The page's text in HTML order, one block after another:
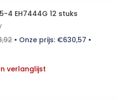
4 EH7444G 12 stuks
• Onze prijs: €630,57 •
verlanglijst